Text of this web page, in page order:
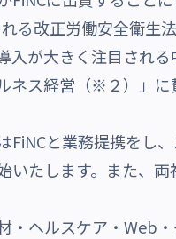
る改正労働安全衛生
入が大きく注目され
ネス経営（※２）」
FiNCと業務提携をし
いたします。また、
・ヘルスケア・Web